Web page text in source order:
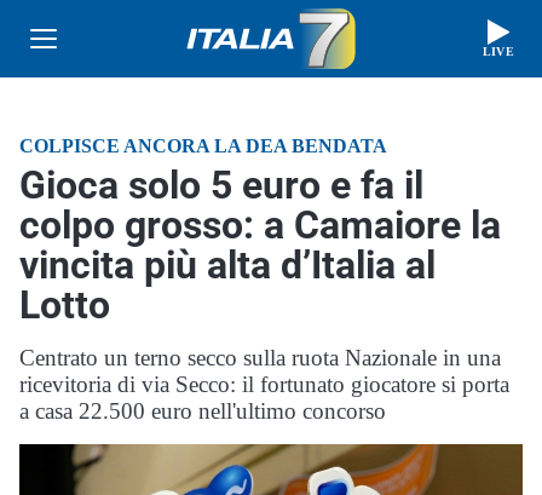
LIVE
COLPISCE ANCORA LA DEA BENDATA
Gioca solo 5 euro e fa il
colpo grosso: a Camaiore la
vincita più alta d’Italia al
Lotto
Centrato un terno secco sulla ruota Nazionale in una
ricevitoria di via Secco: il fortunato giocatore si porta
a casa 22.500 euro nell'ultimo concorso